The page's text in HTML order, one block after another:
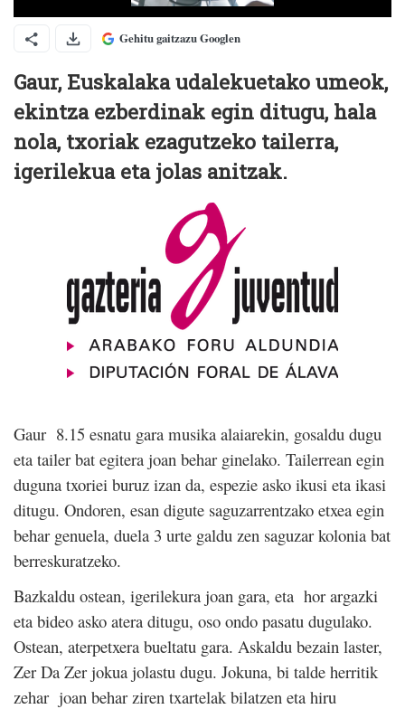
Gehitu gaitzazu Googlen
Gaur, Euskalaka udalekuetako umeok,
ekintza ezberdinak egin ditugu, hala
nola, txoriak ezagutzeko tailerra,
igerilekua eta jolas anitzak.
Gaur 8.15 esnatu gara musika alaiarekin, gosaldu dugu
eta tailer bat egitera joan behar ginelako. Tailerrean egin
duguna txoriei buruz izan da, espezie asko ikusi eta ikasi
ditugu. Ondoren, esan digute saguzarrentzako etxea egin
behar genuela, duela 3 urte galdu zen saguzar kolonia bat
berreskuratzeko.
Bazkaldu ostean, igerilekura joan gara, eta hor argazki
eta bideo asko atera ditugu, oso ondo pasatu dugulako.
Ostean, aterpetxera bueltatu gara. Askaldu bezain laster,
Zer Da Zer jokua jolastu dugu. Jokuna, bi talde herritik
zehar joan behar ziren txartelak bilatzen eta hiru